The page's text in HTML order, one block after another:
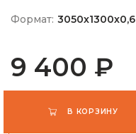
Формат: 3050х1300х0,6
9 400 ₽
В КОРЗИНУ